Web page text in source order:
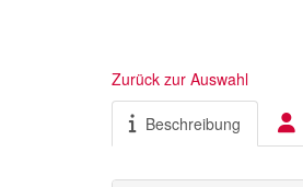
Zurück zur Auswahl
Beschreibung